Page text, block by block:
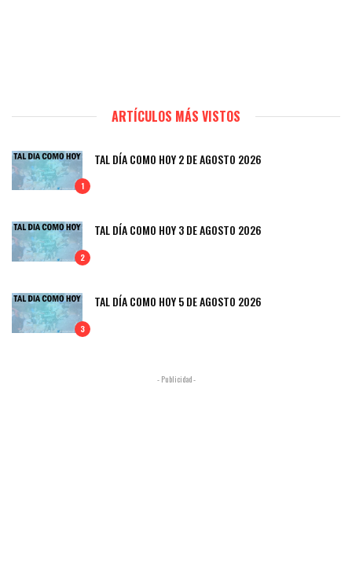
ARTÍCULOS MÁS VISTOS
1
TAL DÍA COMO HOY 2 DE AGOSTO 2026
2
TAL DÍA COMO HOY 3 DE AGOSTO 2026
3
TAL DÍA COMO HOY 5 DE AGOSTO 2026
- Publicidad -